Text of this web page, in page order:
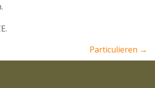
Particulieren →